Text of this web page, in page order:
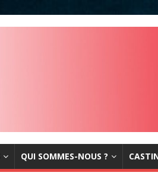
QUI SOMMES-NOUS ?